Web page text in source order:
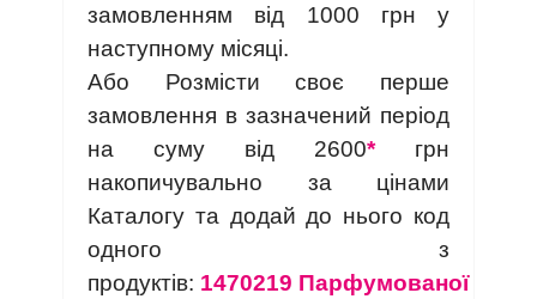
замовленням від 1000 грн у
наступному місяці.
Або Розмісти своє перше
замовлення в зазначений період
на суму від 2600*грн
накопичувально за цінами
Каталогу та додай до нього код
одного з
продуктів: 1470219 Парфумованої